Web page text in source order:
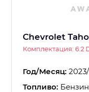
Chevrolet
Комплектация: 6.2
Год/Месяц: 2023/
Топливо: Бензин